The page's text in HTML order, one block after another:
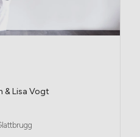
& Lisa Vogt